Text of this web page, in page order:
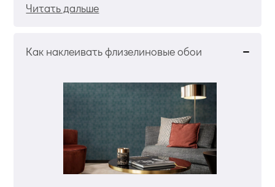
Читать дальше
Как наклеивать флизелиновые обои